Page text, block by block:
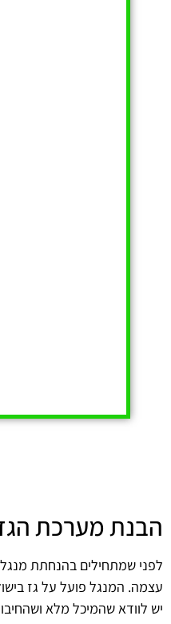
הבנת מערכת
לפני שמתחילים בהנחתת
עצמה. המנגל פועל על גז
יש לוודא שהמיכל מלא